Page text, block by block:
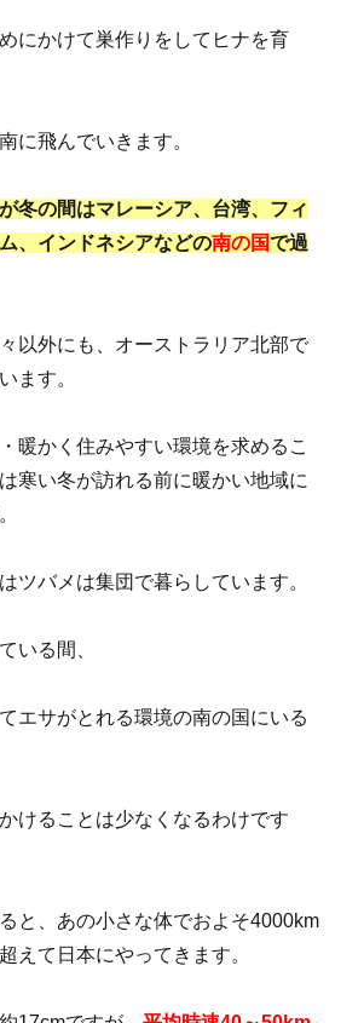
にかけて巣作りをしてヒナを育
に飛んでいきます。
冬の間はマレーシア、台湾、フィ
、インドネシアなどの南の国で過
以外にも、オーストラリア北部で
ます。
暖かく住みやすい環境を求めるこ
寒い冬が訪れる前に暖かい地域に
ツバメは集団で暮らしています。
いる間、
エサがとれる環境の南の国にいる
けることは少なくなるわけです
と、あの小さな体でおよそ4000km
えて日本にやってきます。